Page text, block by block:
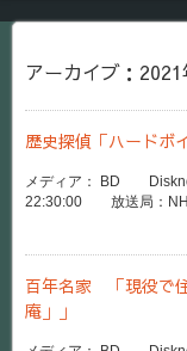
アーカイブ：
歴史探偵「ハードボ
メディア： BD
22:30:00 放送局：
百年名家 「現役で
庵」」